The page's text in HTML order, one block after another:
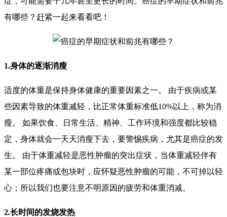
有哪些？赶紧一起来看看吧！
1.身体的逐渐消瘦
适度的体重是保持身体健康的重要因素之一。 由于疾病或某
些因素导致的体重减轻，比正常体重标准低10%以上，称为消
瘦。 如果饮食、日常生活、精神、工作环境和强度都比较稳
定，身体就会一天天消瘦下去，要警惕疾病，尤其是癌症的发
生。 由于体重减轻是恶性肿瘤的突出症状，当体重减轻伴有
某一部位疼痛或包块时，应怀疑恶性肿瘤的可能，不可掉以轻
心；所以我们也要注意不明原因的疲劳和体重消减。
2.长时间的发烧发热